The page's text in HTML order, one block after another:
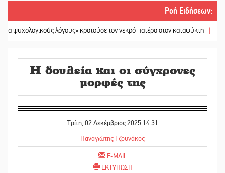
Ροή Ειδήσεων:
λόγους» κρατούσε τον νεκρό πατέρα στον καταψύκτη || Kastoras
Η δουλεία και οι σύγχρονες
μορφές της
Τρίτη, 02 Δεκέμβριος 2025 14:31
Παναγιώτης Τζουνάκος
E-MAIL
ΕΚΤΥΠΩΣΗ